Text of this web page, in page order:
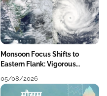
Monsoon Focus Shifts to
Eastern Flank: Vigorous
05/08/2026